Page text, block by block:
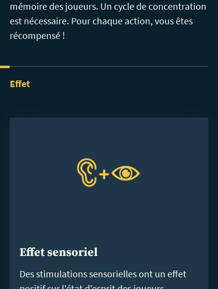
mémoire des joueurs. Un cycle de concentration
est nécessaire. Pour chaque action, vous êtes
récompensé !
Effet
Effet sensoriel
Des stimulations sensorielles ont un effet